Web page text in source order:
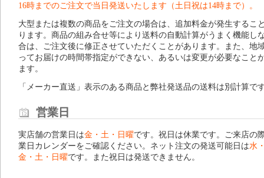
16時までのご注文で当日発送いたします（土日祝は14時まで）。
大型または複数の商品をご注文の場合は、追加料金が発生するこ
ります。商品の組み合せ等により送料の自動計算がうまく機能し
合は、ご注文後に修正させていただくことがあります。また、地
ってお届けの時間帯指定ができない、あるいは変更が必要なこと
ます。
「メーカー直送」表示のある商品と弊社発送品の送料は別計算で
営業日
実店舗の営業日は金・土・日曜です。祝日は休業です。ご来店の
業日カレンダーをご確認ください。ネット注文の発送可能日は水
金・土・日曜です。また祝日は発送できません。